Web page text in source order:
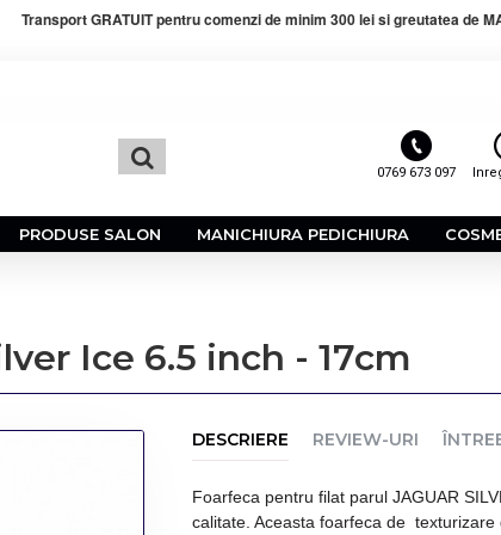
Transport GRATUIT pentru comenzi de minim 300 lei si greutatea de
0769 673 097
PRODUSE SALON MANICHIURA PEDICHIURA
Ice 6.5 inch - 17cm
DESCRIERE REVIEW-URI
Foarfeca pentru filat parul JAGUAR
calitate. Aceasta foarfeca de